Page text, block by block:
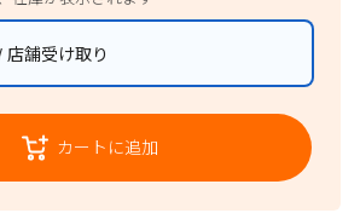
店舗受け取り
カートに追加